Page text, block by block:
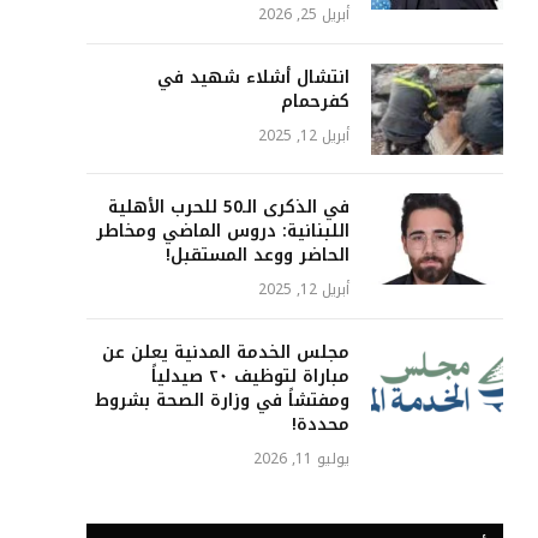
أبريل 25, 2026
انتشال أشلاء شهيد في
كفرحمام
أبريل 12, 2025
في الذكرى الـ50 للحرب الأهلية
اللبنانية: دروس الماضي ومخاطر
الحاضر ووعد المستقبل!
أبريل 12, 2025
مجلس الخدمة المدنية يعلن عن
مباراة لتوظيف ٢٠ صيدلياً
ومفتشاً في وزارة الصحة بشروط
محددة!
يوليو 11, 2026